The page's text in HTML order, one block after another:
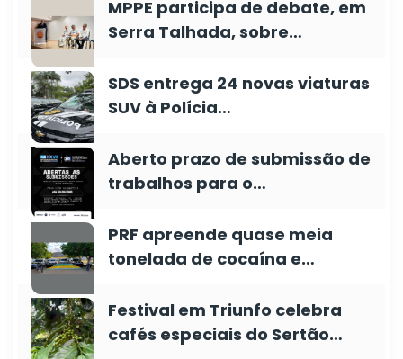
MPPE participa de debate, em
Serra Talhada, sobre…
SDS entrega 24 novas viaturas
SUV à Polícia…
Aberto prazo de submissão de
trabalhos para o…
PRF apreende quase meia
tonelada de cocaína e…
Festival em Triunfo celebra
cafés especiais do Sertão…